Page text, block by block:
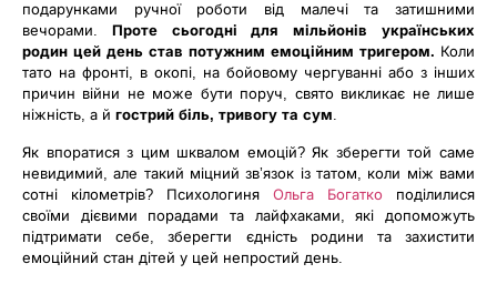
подарунками ручної роботи від малечі та затишними
вечорами. Проте сьогодні для мільйонів українських
родин цей день став потужним емоційним тригером. Коли
тато на фронті, в окопі, на бойовому чергуванні або з інших
причин війни не може бути поруч, свято викликає не лише
ніжність, а й гострий біль, тривогу та сум.
Як впоратися з цим шквалом емоцій? Як зберегти той саме
невидимий, але такий міцний зв’язок із татом, коли між вами
сотні кілометрів? Психологиня Ольга Богатко поділилися
своїми дієвими порадами та лайфхаками, які допоможуть
підтримати себе, зберегти єдність родини та захистити
емоційний стан дітей у цей непростий день.